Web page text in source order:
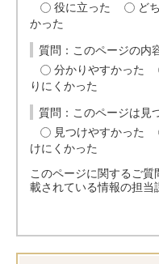
役に立った
ど
かった
質問：このページの内
分かりやすかった
りにくかった
質問：このページは見
見つけやすかった
けにくかった
このページに関するご
載されている情報の担